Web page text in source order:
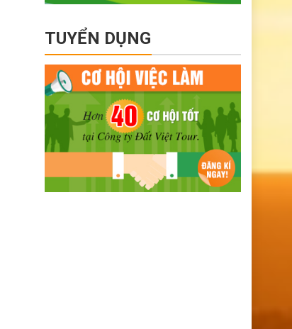
TUYỂN DỤNG